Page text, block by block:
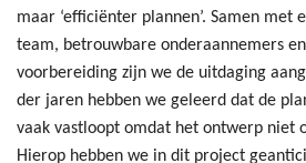
maar ‘efficiënter plannen’. Samen met
team, betrouwbare onderaannemers
voorbereiding zijn we de uitdaging
der jaren hebben we geleerd dat de
vaak vastloopt omdat het ontwerp niet
Hierop hebben we in dit project